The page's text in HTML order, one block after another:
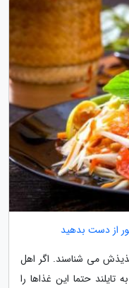
می شناسند. اگر اهل
حتما این غذاها را